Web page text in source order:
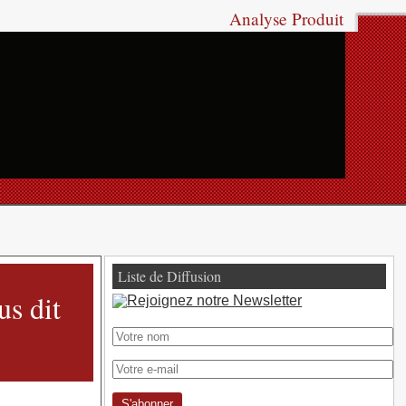
Analyse Produit
dit
Liste de Diffusion